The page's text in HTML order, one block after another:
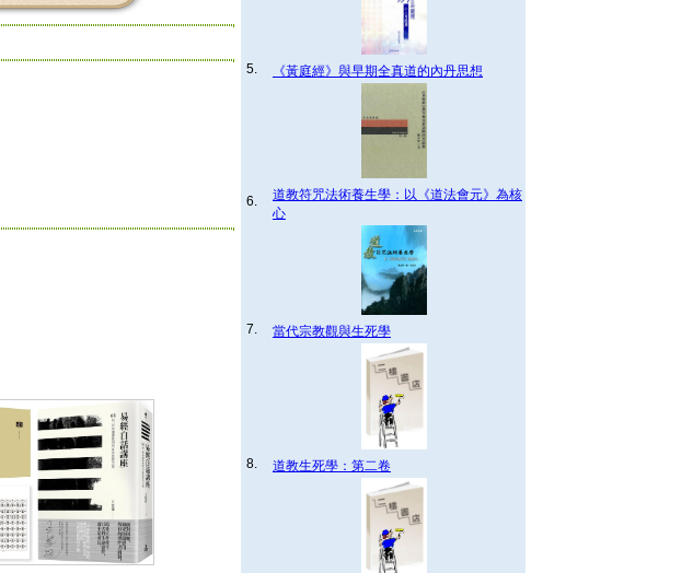
5. 《黃庭經》與早期全真道的內丹思想
6.
道教符咒法術養生學：以《道法會元》為核
心
7. 當代宗教觀與生死學
8. 道教生死學：第二卷